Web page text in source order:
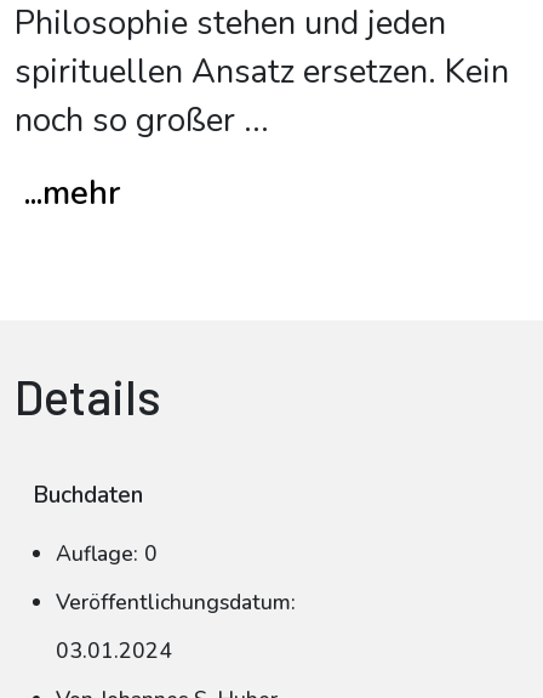
Philosophie stehen und jeden
spirituellen Ansatz ersetzen. Kein
noch so großer ...
...mehr
Details
Buchdaten
Auflage: 0
Veröffentlichungsdatum:
03.01.2024